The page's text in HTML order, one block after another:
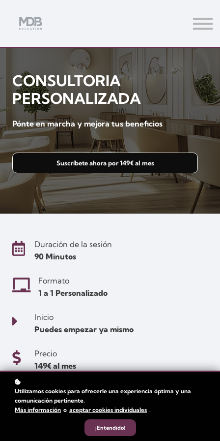
Acceso usuarios
Únete a MDb Pro
CONSULTORIA
PERSONALIZADA
Pónte en marcha y mejora tus beneficios
Suscríbete ahora por 149€ al mes
Duración de la sesión
90 Minutos
Formato
1 a 1 Personalizado
Inicio
Puedes empezar ya mismo
Precio
149€ al mes
Utilizamos cookies para ofrecerle una experiencia óptima y una
comunicación pertinente.
Más información o aceptar cookies individuales .
¡Entendido!